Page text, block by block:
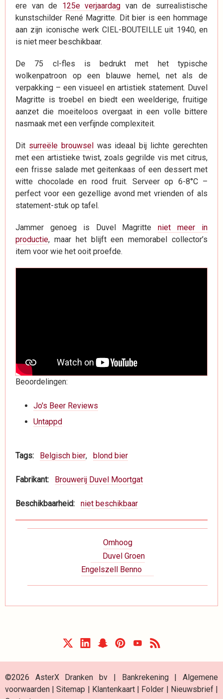
ere van de 125e verjaardag van de surrealistische
kunstschilder René Magritte. Dit bier is een hommage
aan zijn iconische werk CIEL-BOUTEILLE uit 1940, en
is niet meer beschikbaar.
De 75 cl-fles is bedrukt met het typische
wolkenpatroon op een blauwe hemel, net als de
verpakking – een visueel en artistiek statement. Duvel
Magritte is troebel en biedt een weelderige, fruitige
aanzet die moeiteloos overgaat in een volle bittere
nasmaak met een verfijnde complexiteit.
Dit surreële brouwselwas ideaal bij lichte gerechten
met een artistieke twist, zoals gegrilde vis met citrus,
een frisse salade met geitenkaas of een dessert met
witte chocolade en rood fruit. Serveer op 6-8°C –
perfect voor een gezellige avond met vrienden of als
statement-stuk op tafel.
Jammer genoeg is Duvel Magritteniet meer in
productie, maar het blijft een memorabel collector’s
item voor wie het ooit proefde.
Beoordelingen:
Jo's Beer Reviews
Untappd
Tags Belgisch bier blond bier
Fabrikant Brouwerij Duvel Moortgat
Beschikbaarheid niet beschikbaar
Duvel Groen
Omhoog
Engelszell Benno
©2026 AsterX Dranken bv | Bankrekening|Algemene
voorwaarden |Sitemap | Klantenkaart| Folder | Nieuwsbrief|